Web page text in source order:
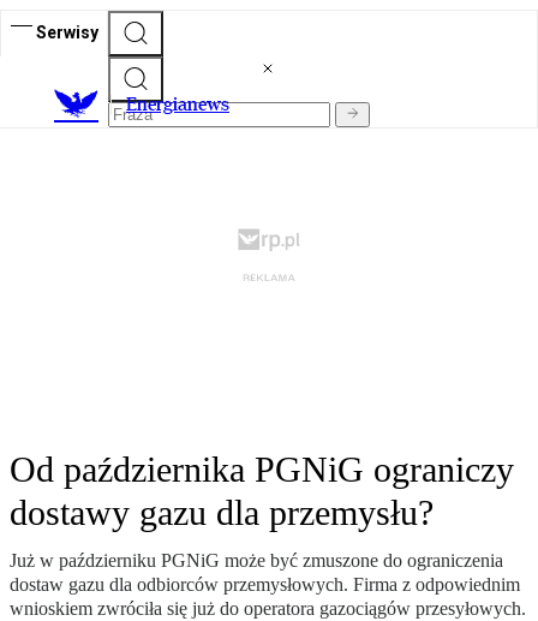
Serwisy
Energianews
Od października PGNiG ograniczy
dostawy gazu dla przemysłu?
Już w październiku PGNiG może być zmuszone do ograniczenia
dostaw gazu dla odbiorców przemysłowych. Firma z odpowiednim
wnioskiem zwróciła się już do operatora gazociągów przesyłowych.